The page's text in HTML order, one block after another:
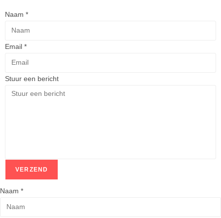
Naam *
Email *
Stuur een bericht
VERZEND
Naam *